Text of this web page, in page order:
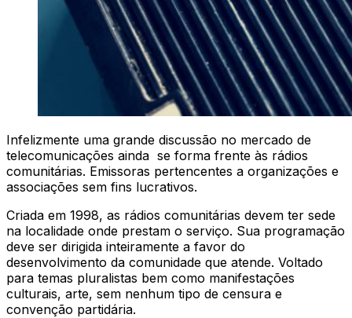
Infelizmente uma grande discussão no mercado de
telecomunicações ainda se forma frente às rádios
comunitárias. Emissoras pertencentes a organizações e
associações sem fins lucrativos.
Criada em 1998, as rádios comunitárias devem ter sede
na localidade onde prestam o serviço. Sua programação
deve ser dirigida inteiramente a favor do
desenvolvimento da comunidade que atende. Voltado
para temas pluralistas bem como manifestações
culturais, arte, sem nenhum tipo de censura e
convenção partidária.